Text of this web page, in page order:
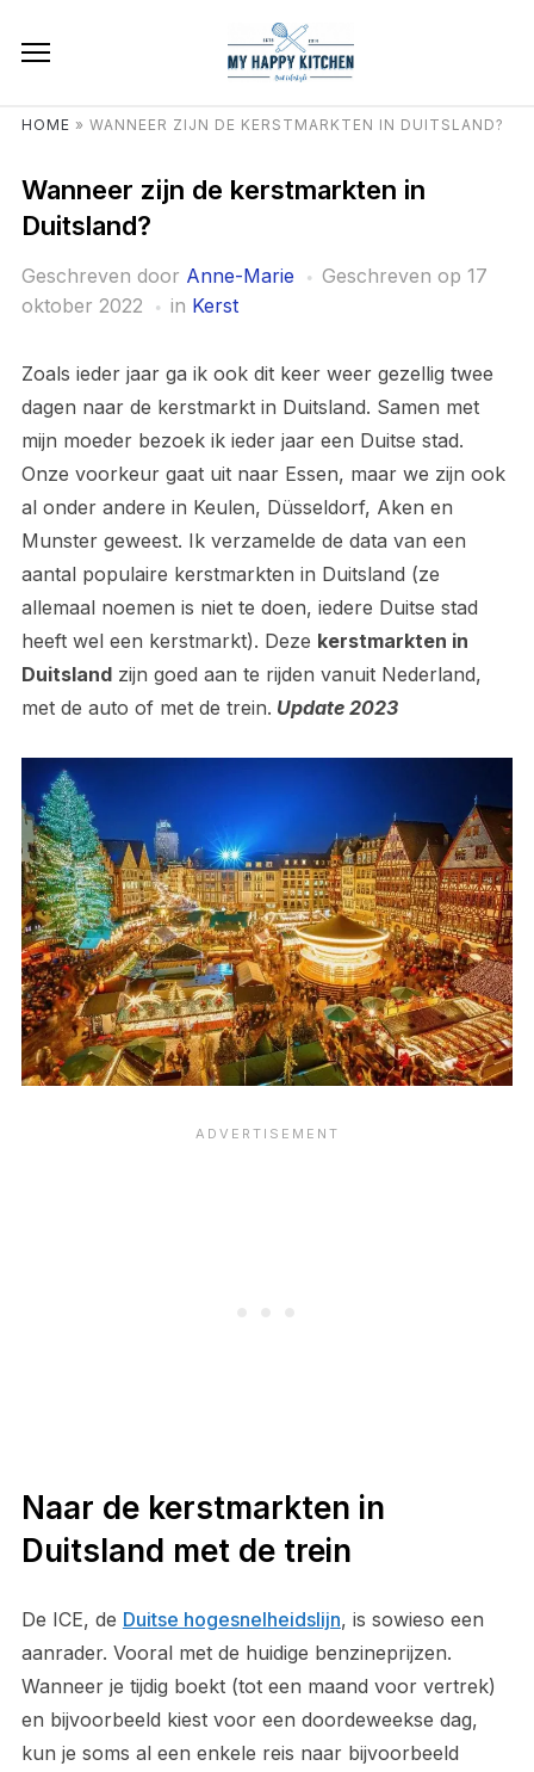
HOME » WANNEER ZIJN DE KERSTMARKTEN IN DUITSLAND?
Wanneer zijn de kerstmarkten in
Duitsland?
Geschreven door Anne-Marie Geschreven op 17
oktober 2022
in Kerst
Zoals ieder jaar ga ik ook dit keer weer gezellig twee
dagen naar de kerstmarkt in Duitsland. Samen met
mijn moeder bezoek ik ieder jaar een Duitse stad.
Onze voorkeur gaat uit naar Essen, maar we zijn ook
al onder andere in Keulen, Düsseldorf, Aken en
Munster geweest. Ik verzamelde de data van een
aantal populaire kerstmarkten in Duitsland (ze
allemaal noemen is niet te doen, iedere Duitse stad
heeft wel een kerstmarkt). Deze kerstmarkten in
Duitslandzijn goed aan te rijden vanuit Nederland,
met de auto of met de trein. Update 2023
Naar de kerstmarkten in
Duitsland met de trein
De ICE, de Duitse hogesnelheidslijn, is sowieso een
aanrader. Vooral met de huidige benzineprijzen.
Wanneer je tijdig boekt (tot een maand voor vertrek)
en bijvoorbeeld kiest voor een doordeweekse dag,
kun je soms al een enkele reis naar bijvoorbeeld